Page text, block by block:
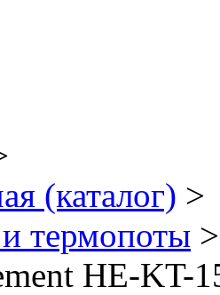
(каталог) >
термопоты >
HE-KT-